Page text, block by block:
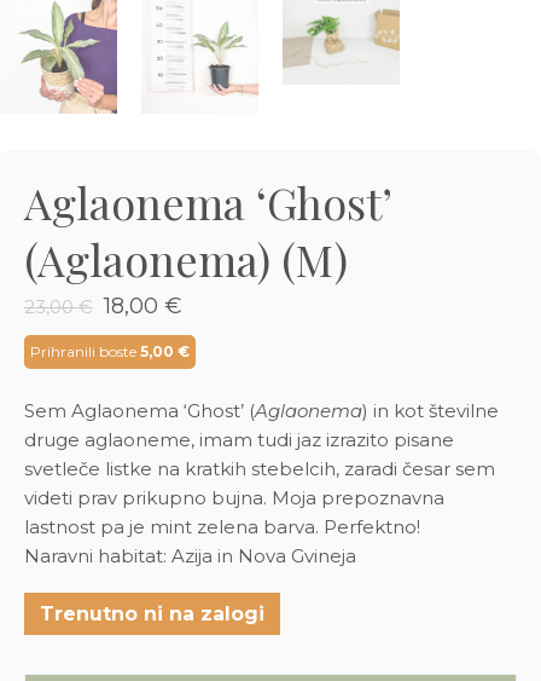
Aglaonema ‘Ghost’
(Aglaonema) (M)
23,00€ Izvirna
cena
je
bila:
23,00 €.
18,00 €
cena
je:
18,00 €.
Prihranili boste 5,00 €
Sem Aglaonema ‘Ghost’ (Aglaonema) in kot številne
druge aglaoneme, imam tudi jaz izrazito pisane
svetleče listke na kratkih stebelcih, zaradi česar sem
videti prav prikupno bujna. Moja prepoznavna
lastnost pa je mint zelena barva. Perfektno!
Naravni habitat: Azija in Nova Gvineja
Trenutno ni na zalogi
€
Dodaj v košarico
Preberi prispevek